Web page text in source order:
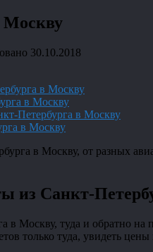
Москву
30.10.2018
в Москву
в Москву
Петербурга в Москву
в Москву
в Москву, от разных
из Санкт-
в Москву, туда и обратно
только туда, увидеть